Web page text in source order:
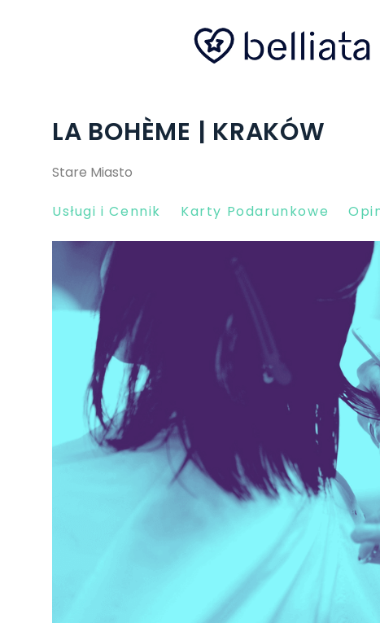
LA BOHÈME | KRAKÓW
Stare Miasto
Usługi i Cennik Karty Podarunkowe